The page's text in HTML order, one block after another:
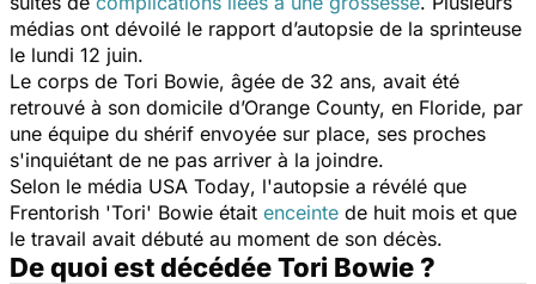
médias ont dévoilé le rapport d’autopsie de la sprinteuse
le lundi 12 juin.
Le corps de Tori Bowie, âgée de 32 ans, avait été
retrouvé à son domicile d’Orange County, en Floride, par
une équipe du shérif envoyée sur place, ses proches
s'inquiétant de ne pas arriver à la joindre.
Selon le média USA Today, l'autopsie a révélé que
Frentorish 'Tori' Bowie était enceinte de huit mois et que
le travail avait débuté au moment de son décès.
De quoi est décédée Tori Bowie ?